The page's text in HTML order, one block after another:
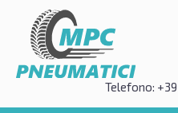
Telefono: